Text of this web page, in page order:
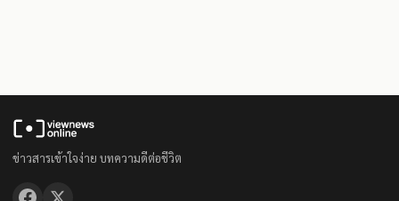
ข่าวสารเข้าใจง่าย บทความดีต่อชีวิต